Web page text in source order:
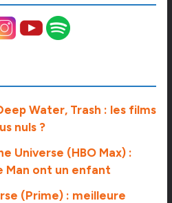
Water, Trash : les films
nuls ?
Universe (HBO Max) :
Man ont un enfant
(Prime) : meilleure